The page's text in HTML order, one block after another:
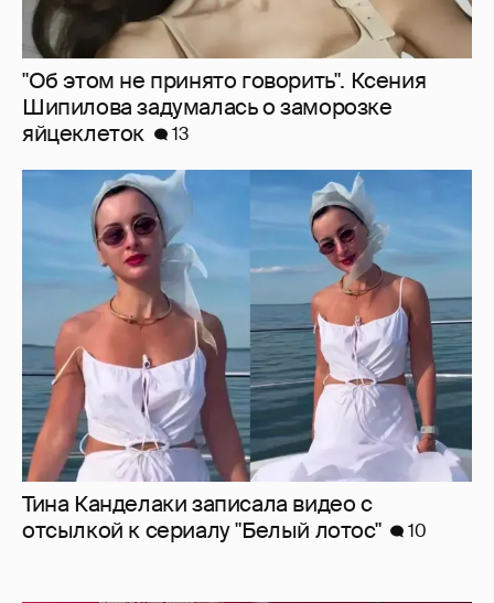
"Об этом не принято говорить". Ксения
Шипилова задумалась о заморозке
яйцеклеток
13
Тина Канделаки записала видео с
отсылкой к сериалу "Белый лотос"
10